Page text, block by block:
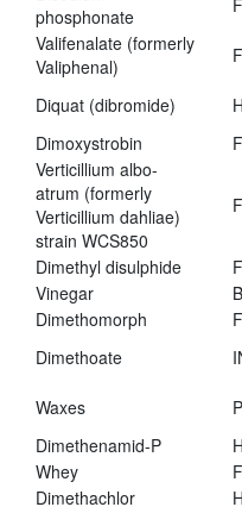
phosphonate
Valifenalate (formerly
Valiphenal)
Diquat (dibromide)
Dimoxystrobin
Verticillium albo-
atrum (formerly
Verticillium dahliae)
strain WCS850
Dimethyl disulphide
Vinegar
Dimethomorph
Dimethoate
Waxes
Dimethenamid-P
Whey
Dimethachlor